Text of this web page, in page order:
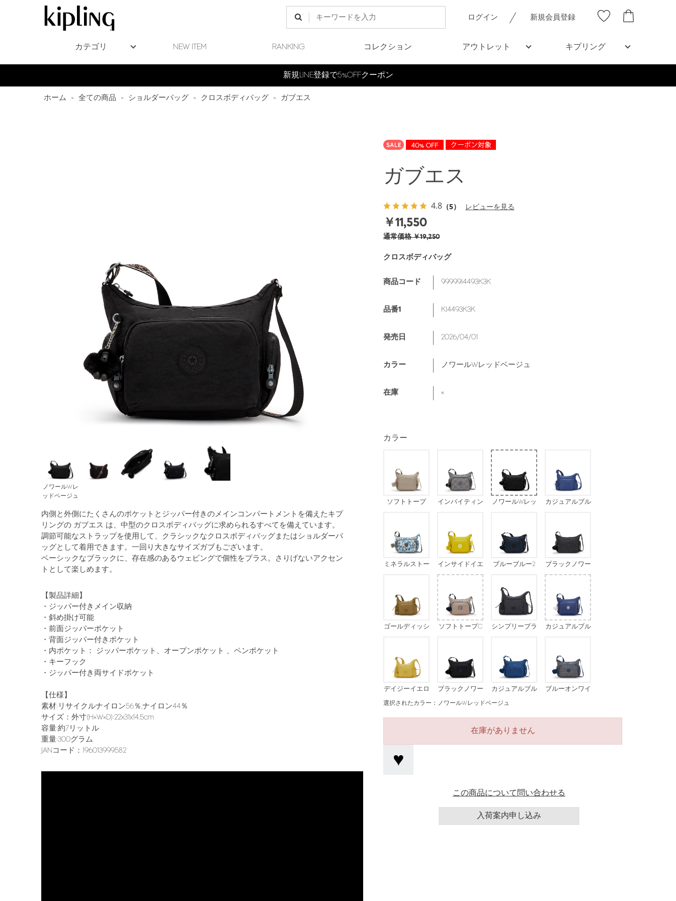
ログイン 新規会員登録
カテゴリ NEW ITEM RANKING コレクション アウトレット キプリング
新規LINE登録で5%OFFクーポン
ホーム > 全ての商品 > ショルダーバッグ > クロスボディバッグ > ガブエス
ノワールWレ
ッドベージュ
内側と外側にたくさんのポケットとジッパー付きのメインコンパートメントを備えたキプ
リングの ガブエス は、中型のクロスボディバッグに求められるすべてを備えています。
調節可能なストラップを使用して、クラシックなクロスボディバッグまたはショルダーバ
ッグとして着用できます。一回り大きなサイズガブもございます。
ベーシックなブラックに、存在感のあるウェビングで個性をプラス。さりげないアクセン
トとして楽しめます。
【製品詳細】
・ジッパー付きメイン収納
・斜め掛け可能
・前面ジッパーポケット
・背面ジッパー付きポケット
・内ポケット： ジッパーポケット、オープンポケット 、ペンポケット
・キーフック
・ジッパー付き両サイドポケット
【仕様】
素材:リサイクルナイロン56％,ナイロン44％
サイズ：外寸(H×W×D):22x31x14.5cm
容量:約7リットル
重量:300グラム
JANコード：196013999582
クロスボディバッグ
ガブエス
4.8 （5） レビューを見る
￥11,550
通常価格￥19,250
商品コード 99999I4493K3K
品番1 KI4493K3K
発売日 2026/04/01
カラー ノワールWレッドベージュ
在庫 ×
カラー
ソフトトープ
インバイティン
ノワールWレッ
カジュアルブル
ミネラルストー
インサイドイエ
ロー
ブルーブルー2
ブラックノワー
ル
ゴールディッシ
ソフトトープC
シンプリーブラ
カジュアルブル
デイジーイエロ
ブラックノワー
カジュアルブル
ブルーオンワイ
選択されたカラー：ノワールWレッドベージュ
在庫がありません
入荷案内申し込み
この商品について問い合わせる